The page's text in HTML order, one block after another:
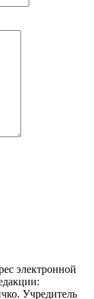
электронной
Учредитель